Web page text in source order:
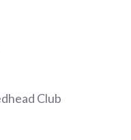
Club